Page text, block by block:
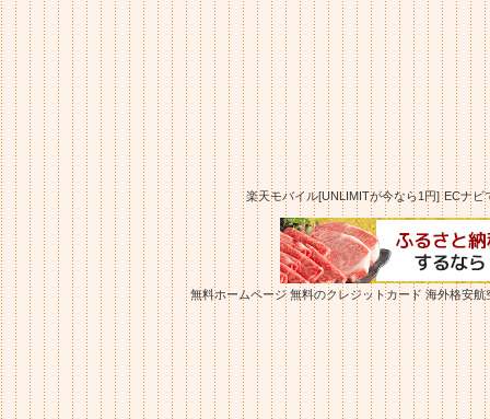
楽天モバイル[UNLIMITが今なら1円] ECナビ
無料ホームページ 無料のクレジットカード 海外格安航